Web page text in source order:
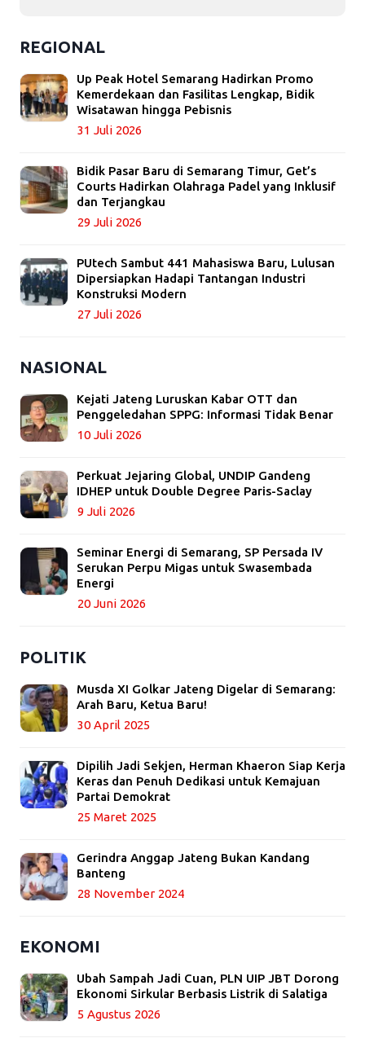
REGIONAL
Up Peak Hotel Semarang Hadirkan Promo
Kemerdekaan dan Fasilitas Lengkap, Bidik
Wisatawan hingga Pebisnis
31 Juli 2026
Bidik Pasar Baru di Semarang Timur, Get’s
Courts Hadirkan Olahraga Padel yang Inklusif
dan Terjangkau
29 Juli 2026
PUtech Sambut 441 Mahasiswa Baru, Lulusan
Dipersiapkan Hadapi Tantangan Industri
Konstruksi Modern
27 Juli 2026
NASIONAL
Kejati Jateng Luruskan Kabar OTT dan
Penggeledahan SPPG: Informasi Tidak Benar
10 Juli 2026
Perkuat Jejaring Global, UNDIP Gandeng
IDHEP untuk Double Degree Paris-Saclay
9 Juli 2026
Seminar Energi di Semarang, SP Persada IV
Serukan Perpu Migas untuk Swasembada
Energi
20 Juni 2026
POLITIK
Musda XI Golkar Jateng Digelar di Semarang:
Arah Baru, Ketua Baru!
30 April 2025
Dipilih Jadi Sekjen, Herman Khaeron Siap Kerja
Keras dan Penuh Dedikasi untuk Kemajuan
Partai Demokrat
25 Maret 2025
Gerindra Anggap Jateng Bukan Kandang
Banteng
28 November 2024
EKONOMI
Ubah Sampah Jadi Cuan, PLN UIP JBT Dorong
Ekonomi Sirkular Berbasis Listrik di Salatiga
5 Agustus 2026